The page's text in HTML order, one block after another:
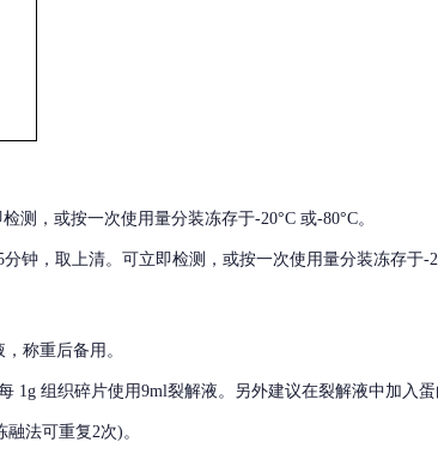
测，或按一次使用量分装冻存于-20°C 或-80°C。
钟，取上清。可立即检测，或按一次使用量分装冻存于-
称重后备用。
1g 组织碎片使用9ml裂解液。另外建议在裂解液中加入蛋
法可重复2次)。